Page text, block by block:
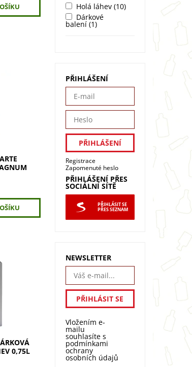
Blanche
barvou.
pro
z
0,75L
Holá láhev (10)
Dárkové
balení (1)
PŘIHLÁŠENÍ
Registrace
Zapomenuté heslo
PŘIHLÁŠENÍ PŘES
SOCIÁLNÍ SÍTĚ
PŘIHLÁSIT SE
PŘES SEZNAM
NEWSLETTER
Vložením e-
mailu
souhlasíte s
podmínkami
ochrany
osobních údajů